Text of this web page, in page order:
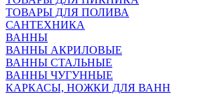
ТОВАРЫ ДЛЯ ПОЛИВА
САНТЕХНИКА
ВАННЫ
ВАННЫ АКРИЛОВЫЕ
ВАННЫ СТАЛЬНЫЕ
ВАННЫ ЧУГУННЫЕ
КАРКАСЫ, НОЖКИ ДЛЯ ВАНН